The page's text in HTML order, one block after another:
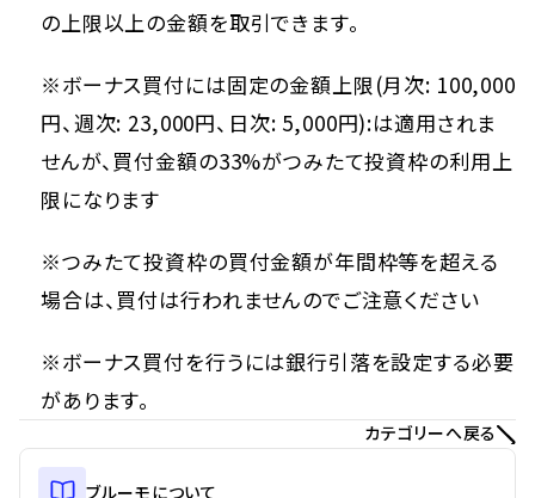
の上限以上の金額を取引できます。
※ボーナス買付には固定の金額上限(月次: 100,000
円、週次: 23,000円、日次: 5,000円):は適用されま
せんが、買付金額の33%がつみたて投資枠の利用上
限になります
※つみたて投資枠の買付金額が年間枠等を超える
場合は、買付は行われませんのでご注意ください
※ボーナス買付を行うには銀行引落を設定する必要
があります。
カテゴリーへ戻る
ブルーモについて